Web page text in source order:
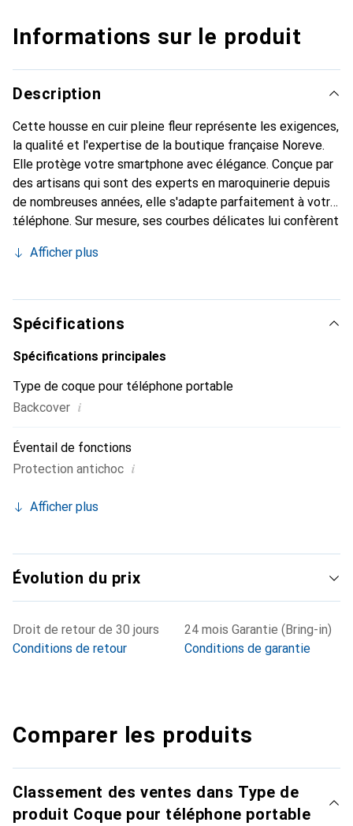
Informations sur le produit
Description
Cette housse en cuir pleine fleur représente les exigences,
la qualité et l'expertise de la boutique française Noreve.
Elle protège votre smartphone avec élégance. Conçue par
des artisans qui sont des experts en maroquinerie depuis
de nombreuses années, elle s'adapte parfaitement à votre
téléphone. Sur mesure, ses courbes délicates lui confèrent
et indispensable de votre smartphone. Reconnaître
marque Noreve est un choix sûr pour une clientèle
exigeante.
Afficher plus
Spécifications
Spécifications principales
Type de coque pour téléphone portable
Backcover i
Éventail de fonctions
Protection antichoc i
Afficher plus
Évolution du prix
Droit de retour de 30 jours
Conditions de retour
24 mois Garantie (Bring-in)
Conditions de garantie
Comparer les produits
Classement des ventes dans Type de
produit Coque pour téléphone portable